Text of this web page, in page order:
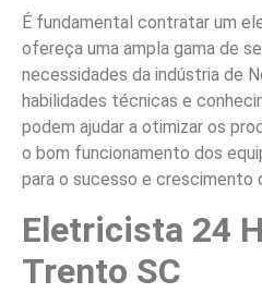
É fundamental contratar um
ofereça uma ampla gama de
necessidades da indústria de
habilidades técnicas e
podem ajudar a otimizar os
o bom funcionamento dos
para o sucesso e crescimento
Eletricista 24
Trento SC